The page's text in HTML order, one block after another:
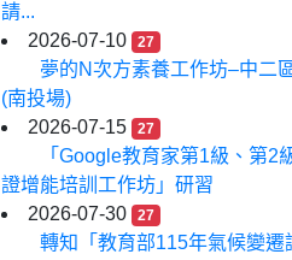
請...
2026-07-10
27
夢的N次方素養工作坊–中二
(南投場)
2026-07-15
27
「Google教育家第1級、第2
證增能培訓工作坊」研習
2026-07-30
27
轉知「教育部115年氣候變遷